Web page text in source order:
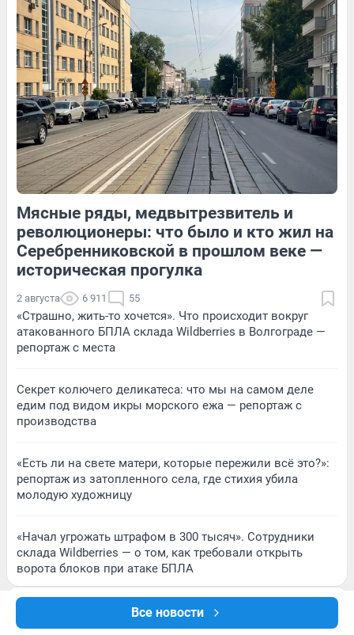
Все новости
140 2
38 Обсудить 7 Обсудить
338 Обсудить 118 Обсудить
Мясные ряды, медвытрезвитель и
революционеры: что было и кто жил на
Серебренниковской в прошлом веке —
историческая прогулка
2 августа 6 911 55
«Страшно, жить-то хочется». Что происходит вокруг
атакованного БПЛА склада Wildberries в Волгограде —
репортаж с места
Секрет колючего деликатеса: что мы на самом деле
едим под видом икры морского ежа — репортаж с
производства
«Есть ли на свете матери, которые пережили всё это?»:
репортаж из затопленного села, где стихия убила
молодую художницу
«Начал угрожать штрафом в 300 тысяч». Сотрудники
склада Wildberries — о том, как требовали открыть
ворота блоков при атаке БПЛА